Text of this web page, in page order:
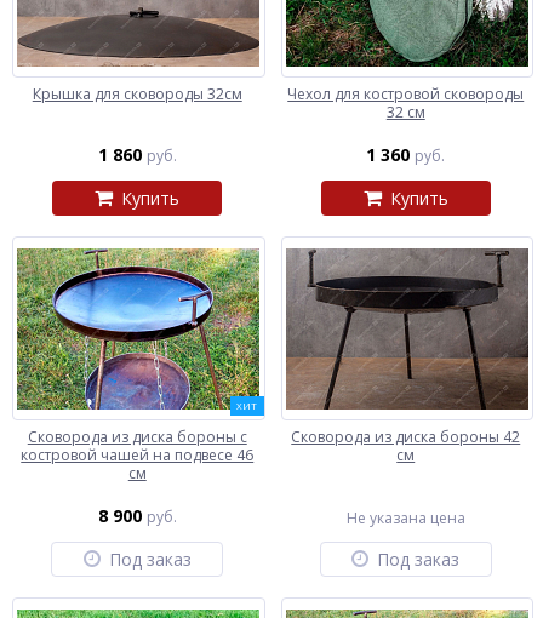
Крышка для сковороды 32см
1 860 руб.
Купить
Чехол для костровой сковороды
32 см
1 360 руб.
Купить
ХИТ
Сковорода из диска бороны с
костровой чашей на подвесе 46
см
8 900 руб.
Под заказ
Сковорода из диска бороны 42
см
Не указана цена
Под заказ